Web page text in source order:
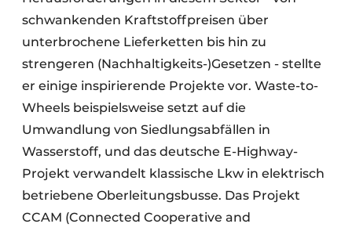
schwankenden Kraftstoffpreisen über
unterbrochene Lieferketten bis hin zu
strengeren (Nachhaltigkeits-)Gesetzen - stellte
er einige inspirierende Projekte vor. Waste-to-
Wheels beispielsweise setzt auf die
Umwandlung von Siedlungsabfällen in
Wasserstoff, und das deutsche E-Highway-
Projekt verwandelt klassische Lkw in elektrisch
betriebene Oberleitungsbusse. Das Projekt
CCAM (Connected Cooperative and